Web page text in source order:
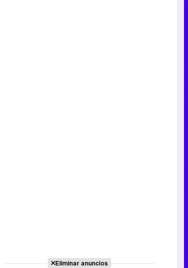
Eliminar anuncios